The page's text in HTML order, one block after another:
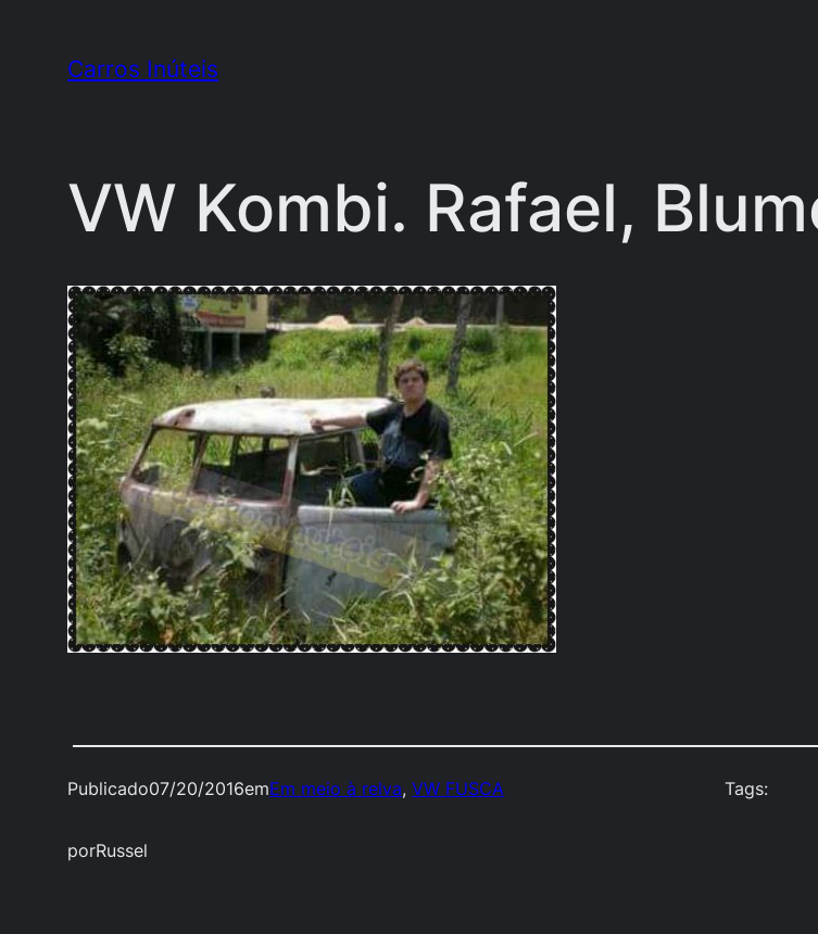
Carros Inúteis
VW Kombi. Rafael,
Publicado07/20/2016emEm meio à relva, VW FUSCA
porRussel
Tags: